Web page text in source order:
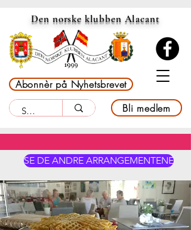
Den norske klubben Alacant
Abonnèr på Nyhetsbrevet
Bli medlem
SE DE ANDRE ARRANGEMENTENE